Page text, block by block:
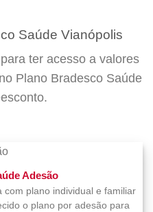
Saúde Vianópolis
ter acesso a valores
Plano Bradesco Saúde
Adesão
com plano individual e familiar
o plano por adesão para